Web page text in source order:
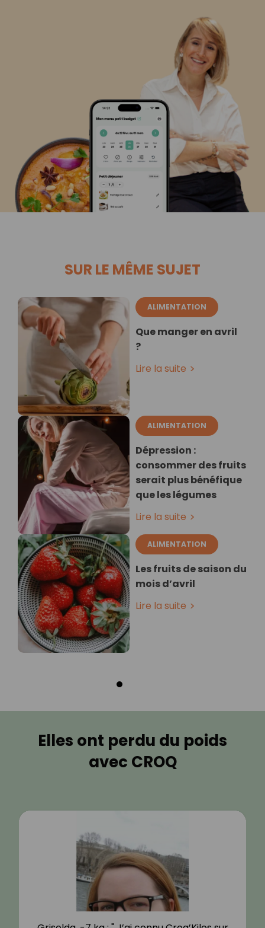
SUR LE MÊME SUJET
ALIMENTATION
Que manger en avril
?
Lire la suite
ALIMENTATION
Dépression :
consommer des fruits
serait plus bénéfique
que les légumes
Lire la suite
ALIMENTATION
Les fruits de saison du
mois d’avril
Lire la suite
Elles ont perdu du poids
avec CROQ